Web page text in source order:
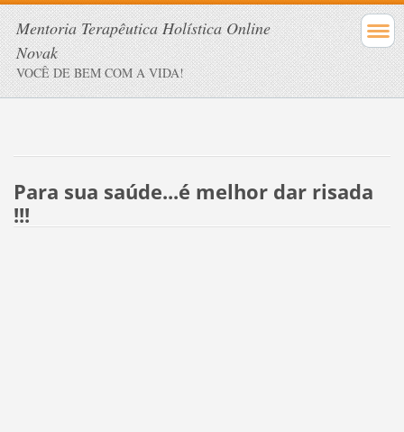
Mentoria Terapêutica Holística Online
Novak
VOCÊ DE BEM COM A VIDA!
Para sua saúde...é melhor dar risada
!!!